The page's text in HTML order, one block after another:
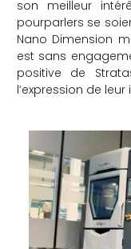
son meilleur
pourparlers se
Nano Dimension
est sans
positive de
l’expression de